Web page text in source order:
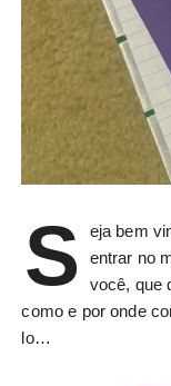
S
eja bem
entrar no
você, que
como e por onde
lo…